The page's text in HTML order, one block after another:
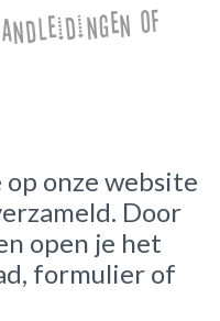
of
onze website
Door
open je het
formulier of